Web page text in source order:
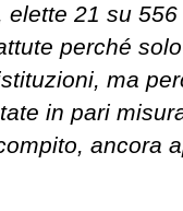
elette 21 su
perché
ma
in pari
ancora